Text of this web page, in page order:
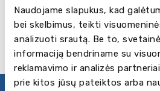
Naudojame slapukus, kad
bei skelbimus, teikti
analizuoti srautą. Be to,
informaciją bendriname su
reklamavimo ir analizės
prie kitos jūsų pateiktos arba
lygiai fokusuojasi į vaiko
jo/jos pažangos stebėjimą.